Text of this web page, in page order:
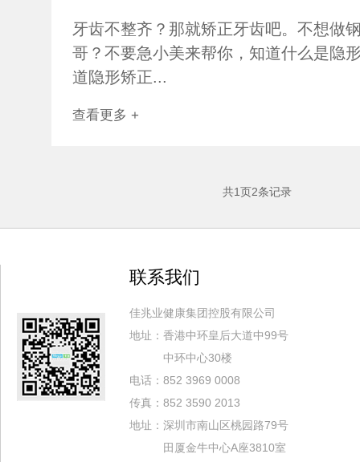
牙齿不整齐？那就矫正牙齿吧。不想做
哥？不要急小美来帮你，知道什么是隐
道隐形矫正...
查看更多 +
共1页2条记录
联系我们
佳兆业健康集团控股有限公司
地址：香港中环皇后大道中99号
中环中心30楼
电话：852 3969 0008
传真：852 3590 2013
地址：深圳市南山区桃园路79号
田厦金牛中心A座3810室